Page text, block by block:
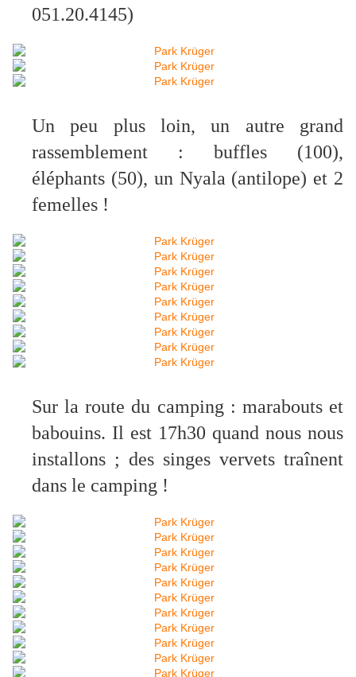
051.20.4145)
Un peu plus loin, un autre grand
rassemblement : buffles (100),
éléphants (50), un Nyala (antilope) et 2
femelles !
Sur la route du camping : marabouts et
babouins. Il est 17h30 quand nous nous
installons ; des singes vervets traînent
dans le camping !